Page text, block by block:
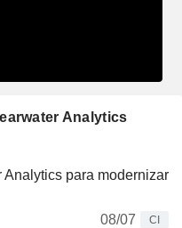
Analytics
para modernizar
08/07
CI